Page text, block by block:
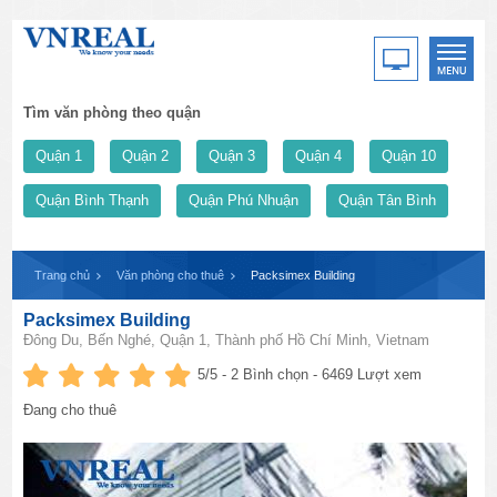
Tìm văn phòng theo quận
Quận 1 Quận 2 Quận 3 Quận 4 Quận 10
Quận Bình Thạnh Quận Phú Nhuận Quận Tân Bình
Trang chủ Văn phòng cho thuê Packsimex Building
Packsimex Building
Đông Du, Bến Nghé, Quận 1, Thành phố Hồ Chí Minh, Vietnam
5/5 -2 Bình chọn - 6469 Lượt xem
Đang cho thuê